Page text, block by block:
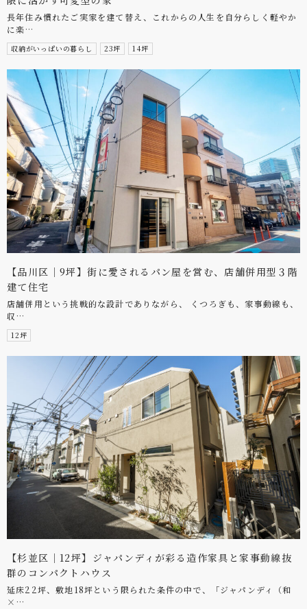
長年住み慣れたご実家を建て替え、これからの人生を自分らしく軽やか
に楽…
収納がいっぱいの暮らし 23坪 14坪
【品川区｜9坪】街に愛されるパン屋を営む、店舗併用型３階
建て住宅
店舗併用という挑戦的な設計でありながら、 くつろぎも、家事動線も、
収…
12坪
【杉並区｜12坪】ジャパンディが彩る造作家具と家事動線抜
群のコンパクトハウス
延床22坪、敷地18坪という限られた条件の中で、「ジャパンディ（和
×…